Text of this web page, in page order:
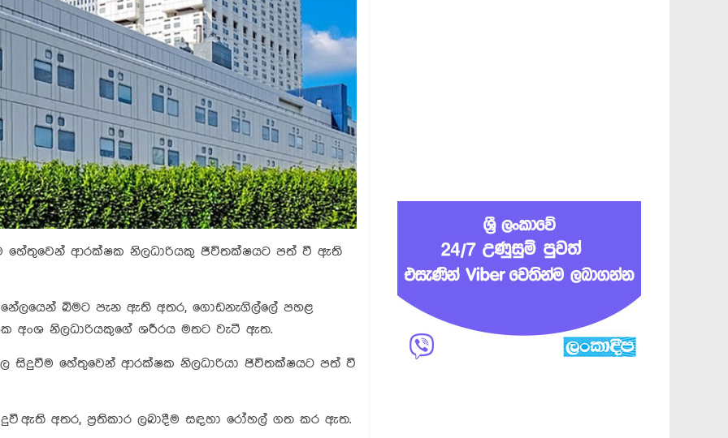
හේතුවෙන් ආරක්ෂක නිලධාරියකු ජීවිතක්ෂයට පත් වී ඇති
බිමට පැන ඇති අතර, ගොඩනැගිල්ලේ පහළ
අංශ නිලධාරියකුගේ ශරීරය මතට වැටී ඇත.
සිදුවීම හේතුවෙන් ආරක්ෂක නිලධාරියා ජිවිතක්ෂයට පත් වී
ඇති අතර, ප්‍රතිකාර ලබාදීම සඳහා රෝහල් ගත කර ඇත.